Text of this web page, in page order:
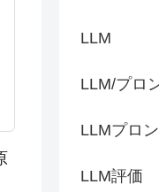
LLM
LLM/プロ
LLMプロ
LLM評価